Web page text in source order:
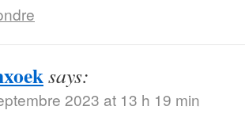
says:
2023 at 13 h 19 min